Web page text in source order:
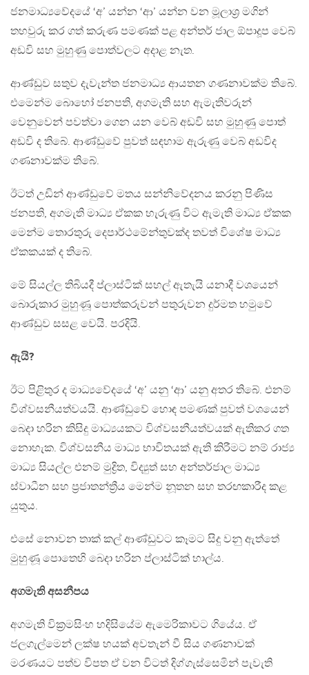
ජනමාධ්‍යවේදයේ ‘අ’ යන්න ‘ආ’ යන්න වන මූලාශ්‍ර මගින්
තහවුරු කර ගත් කරුණ පමණක් පළ අන්තර් ජාල ඕපාදූප වෙබ්
අඩවි සහ මුහුණු පොත්වලට අදාළ නැත.
ආණ්ඩුව සතුව දැවැන්ත ජනමාධ්‍ය ආයතන ගණනාවක්ම තිබේ.
එමෙන්ම බොහෝ ජනපති, අගමැති සහ ඇමැතිවරුන්
වෙනුවෙන් පවත්වා ගෙන යන වෙබ් අඩවි සහ මුහුණු පොත්
අඩවි ද තිබේ. ආණ්ඩුවේ පුවත් සඳහාම ඇරුණු වෙබ් අඩවිද
ගණනාවක්ම තිබේ.
ඊටත් උඩින් ආණ්ඩුවේ මතය සන්නිවේදනය කරනු පිණිස
ජනපති, අගමැති මාධ්‍ය ඒකක හැරුණු විට ඇමැති මාධ්‍ය ඒකක
මෙන්ම තොරතුරු දෙපාර්ථමේන්තුවක්ද තවත් විශේෂ මාධ්‍ය
ඒකකයක් ද තිබේ.
මේ සියල්ල තිබියදී ප්ලාස්ටික් සහල් ඇතැයි යනාදී වශයෙන්
බොරුකාර මුහුණූ පොත්කරුවන් පතුරුවන දුර්මත හමුවේ
ආණ්ඩුව සසළ වෙයි. පරදියි.
ඇයි?
ඊට පිළිතුර ද මාධ්‍යවේදයේ ‘අ’ යනු ‘ආ’ යනු අතර තිබේ. එනම්
විශ්වසනීයත්වයයි. ආණ්ඩුවේ හොඳ පමණක් පුවත් වශයෙන්
බෙදා හරින කිසිදු මාධ්‍යයකට විශ්වසනීයත්වයක් ඇතිකර ගත
නොහැක. විශ්වසනීය මාධ්‍ය භාවිතයක් ඇති කිරීමට නම් රාජ්‍ය
මාධ්‍ය සියල්ල එනම් මුද්‍රිත, විද්‍යුත් සහ අන්තර්ජාල මාධ්‍ය
ස්වාධීන සහ ප්‍රජාතන්ත්‍රීය මෙන්ම නූතන සහ තරඟකාරීද කළ
යුතුය.
එසේ නොවන තාක් කල් ආණ්ඩුවට කෑමට සිදු වනු ඇත්තේ
මුහුණූ පොතෙහි බෙදා හරින ප්ලාස්ටික් හාල්ය.
අගමැති අසනීපය
අගමැති වික්‍රමසිංහ හදිසියේම ඇමෙරිකාවට ගියේය. ඒ
ජලගැල්මෙන් ලක්ෂ හයක් අවතැන් වී සිය ගණනාවක්
මරණයට පත්ව විපත ඒ වන විටත් දිග්ගැස්සෙමින් පැවැති